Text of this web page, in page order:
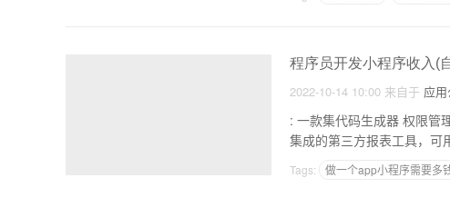
程序员开发小程序收入(
2022-10-14 10:00 来自于 应
: 一款集代码生成器 权限管理 工作流
集成的第三方报表工具，可
Tags: 做一个app小程序需要多